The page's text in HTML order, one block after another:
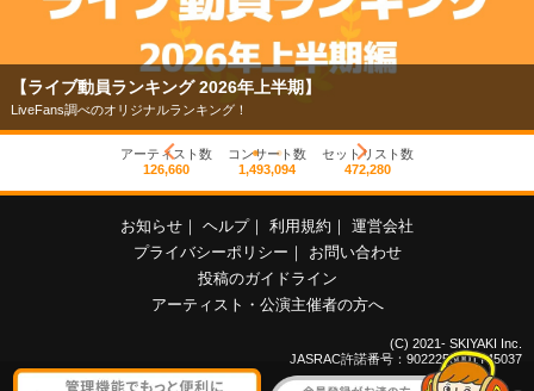
【ライブ動員ランキング 2026年上半期】
LiveFans調べのオリジナルランキング！
アーティスト数
126,660
コンサート数
1,493,094
セットリスト数
472,280
お知らせ ヘルプ 利用規約
運営会社
プライバシーポリシー
お問い合わせ
投稿のガイドライン
アーティスト・公演主催者の方へ
(C) 2021- SKIYAKI Inc.
JASRAC許諾番号：9022255001Y45037